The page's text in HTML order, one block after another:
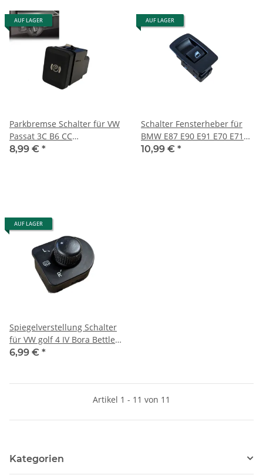
AUF LAGER
Parkbremse Schalter für VW
Passat 3C B6 CC
Handbremse Taster
8,99 € *
AUF LAGER
Schalter Fensterheber für
BMW E87 E90 E91 E70 E71
61316945874
10,99 € *
AUF LAGER
Spiegelverstellung Schalter
für VW golf 4 IV Bora Bettle
1J1959565A 1J1 959 565 A
6,99 € *
Artikel 1 - 11 von 11
Kategorien